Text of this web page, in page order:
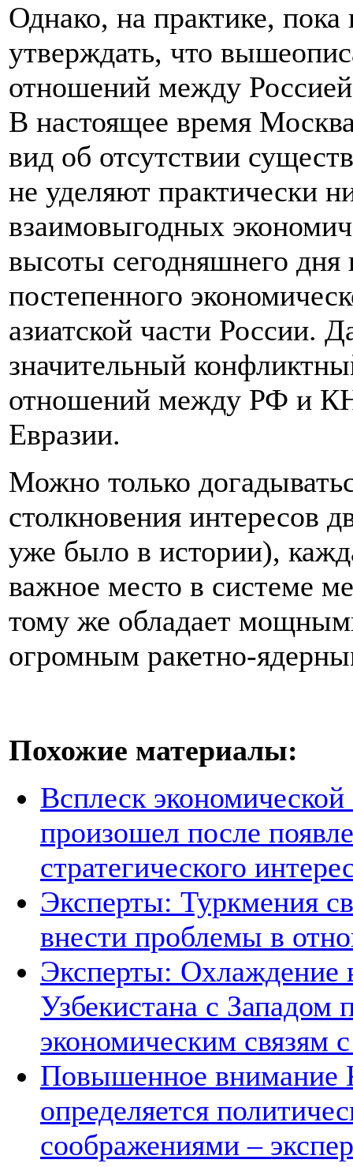
Однако, на практике, пока
утверждать, что
отношений между
В настоящее время
вид об отсутствии
не уделяют практически
взаимовыгодных
высоты сегодняшнего дня
постепенного
азиатской части России.
значительный
отношений между РФ и
Евразии.
Можно только
столкновения интересов
уже было в истории),
важное место в системе
тому же обладает
огромным ракетно-
Похожие материалы:
Всплеск
произошел после
стратегического
Эксперты: Туркмения
внести проблемы в
Эксперты: Охлаждение
Узбекистана с
экономическим связям
Повышенное внимание
определяется
соображениями –